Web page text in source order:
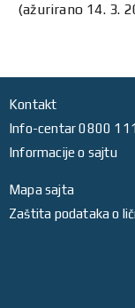
(ažurirano 14. 3.
Kontakt
Info-centar 0800
Informacije o sajtu
Mapa sajta
Zaštita podataka o